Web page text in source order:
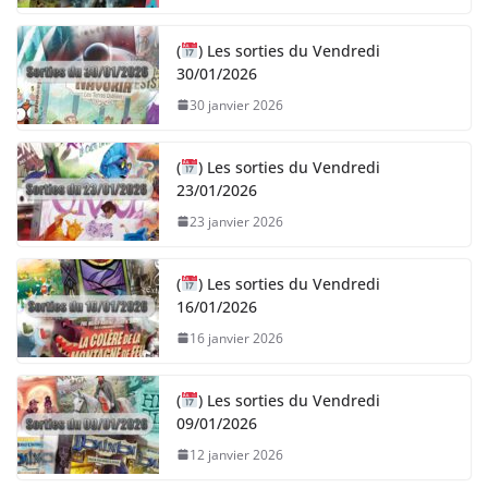
(
) Les sorties du Vendredi
30/01/2026
30 janvier 2026
(
) Les sorties du Vendredi
23/01/2026
23 janvier 2026
(
) Les sorties du Vendredi
16/01/2026
16 janvier 2026
(
) Les sorties du Vendredi
09/01/2026
12 janvier 2026